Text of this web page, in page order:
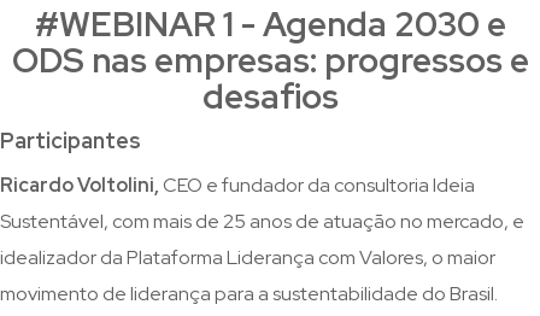
#WEBINAR 1 - Agenda 2030 e
ODS nas empresas: progressos e
desafios
Participantes
Ricardo Voltolini,CEO e fundador da consultoria Ideia
Sustentável, com mais de 25 anos de atuação no mercado, e
idealizador da Plataforma Liderança com Valores, o maior
movimento de liderança para a sustentabilidade do Brasil.